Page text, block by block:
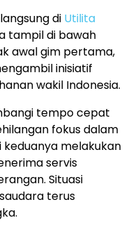
di Utilita
tampil di bawah
awal gim pertama,
inisiatif
wakil Indonesia.
tempo cepat
fokus dalam
melakukan
servis
Situasi
terus